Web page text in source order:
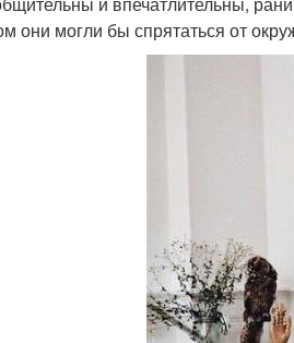
они могли бы спрятаться от